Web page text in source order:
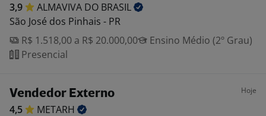
3,9 ALMAVIVA DO BRASIL
São José dos Pinhais - PR
R$ 1.518,00 a R$ 20.000,00
Ensino Médio (2º Grau)
Presencial
Vendedor Externo Hoje
4,5
METARH